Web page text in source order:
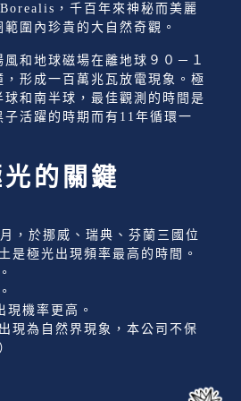
，千百年來神秘而美麗
圍內珍貴的大自然奇觀。
和地球磁場在離地球９０－１
，形成一百萬兆瓦放電現象。極
和南半球，最佳觀測的時間是
活躍的時期而有11年循環一
的關鍵
，於挪威、瑞典、芬蘭三國位
是極光出現頻率最高的時間。
現機率更高。
現為自然界現象，本公司不保